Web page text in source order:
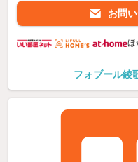
お問
ほ
フォブール綾